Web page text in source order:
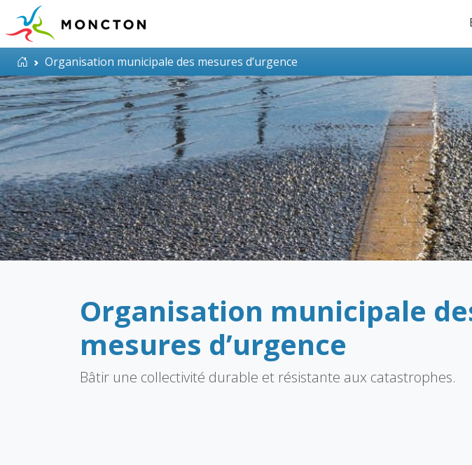
Aller au contenu principal
Accueil
Organisation municipale des mesures d’urgence
Organisation municipale
mesures d’urgence
Bâtir une collectivité durable et résistante aux catastrophes.